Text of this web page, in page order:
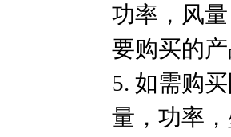
功率，风
要购买的
5. 如需购
量，功率